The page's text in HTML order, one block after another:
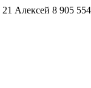
Алексей 8 905